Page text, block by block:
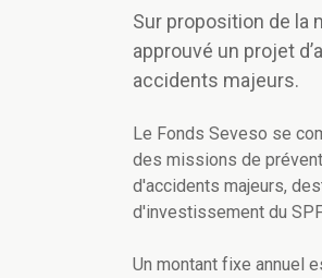
Sur proposition de la
approuvé un projet
accidents majeurs.
Le Fonds Seveso se
des missions de
d'accidents majeurs,
d'investissement du
Un montant fixe annuel